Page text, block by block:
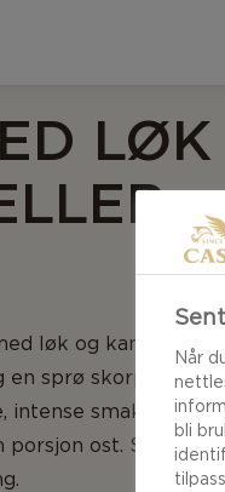
LØK
løk og kantareller
sprø skorpe. For
intense smaker av
ost. Smak til
Når
bli